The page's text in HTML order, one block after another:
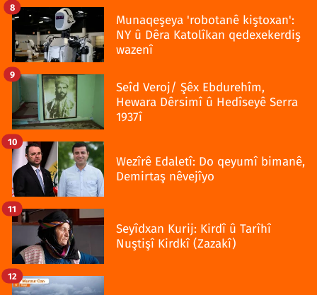
Munaqeşeya 'robotanê kiştoxan':
NY û Dêra Katolîkan qedexekerdiş
wazenî
8
Seîd Veroj/ Şêx Ebdurehîm,
Hewara Dêrsimî û Hedîseyê Serra
1937î
9
Wezîrê Edaletî: Do qeyumî bimanê,
Demirtaş nêvejîyo
10
Seyîdxan Kurij: Kirdî û Tarîhî
Nuştişî Kirdkî (Zazakî)
11
12